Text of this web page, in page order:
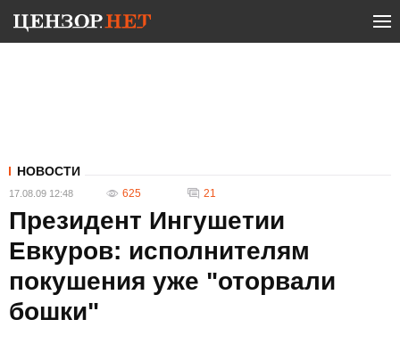
НОВОСТИ
17.08.09 12:48 625 21
Президент Ингушетии
Евкуров: исполнителям
покушения уже "оторвали
бошки"